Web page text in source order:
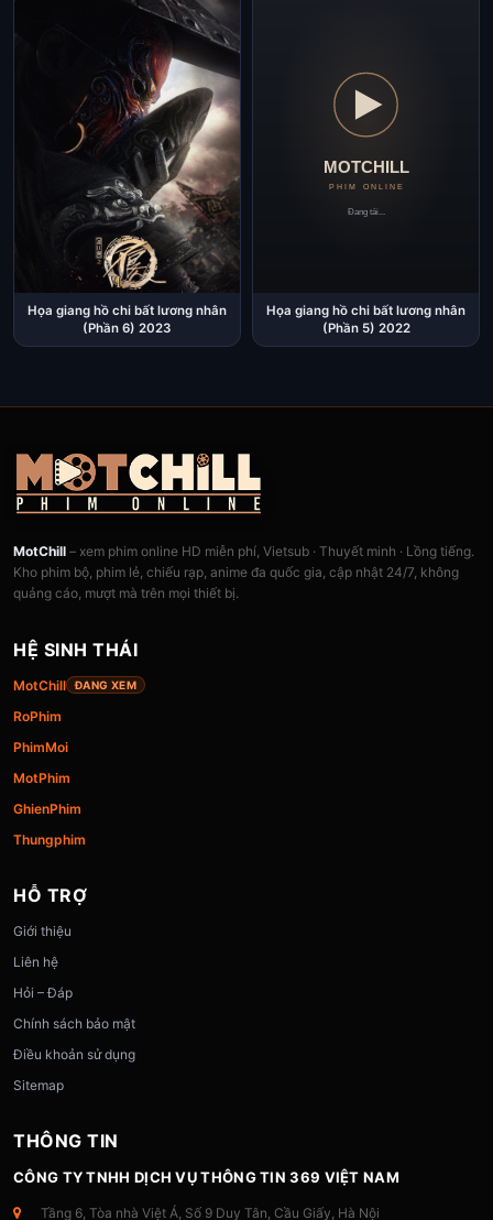
Họa giang hồ chi bất lương nhân
(Phần 6) 2023
Họa giang hồ chi bất lương nhân
(Phần 5) 2022
MotChill – xem phim online HD miễn phí, Vietsub · Thuyết minh · Lồng tiếng.
Kho phim bộ, phim lẻ, chiếu rạp, anime đa quốc gia, cập nhật 24/7, không
quảng cáo, mượt mà trên mọi thiết bị.
HỆ SINH THÁI
MotChill ĐANG XEM
RoPhim
PhimMoi
MotPhim
GhienPhim
Thungphim
HỖ TRỢ
Giới thiệu
Liên hệ
Hỏi – Đáp
Chính sách bảo mật
Điều khoản sử dụng
Sitemap
THÔNG TIN
CÔNG TY TNHH DỊCH VỤ THÔNG TIN 369 VIỆT NAM
Tầng 6, Tòa nhà Việt Á, Số 9 Duy Tân, Cầu Giấy, Hà Nội